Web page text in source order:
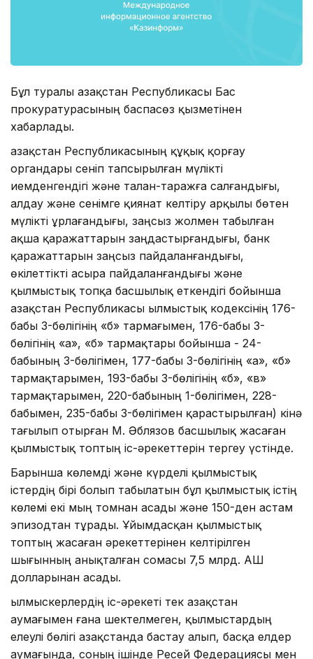
Бұл туралы Қазақстан Республикасы Бас
прокуратурасының баспасөз қызметінен
хабарлады.
Қазақстан Республикасының құқық қорғау
органдары сеніп тапсырылған мүлікті
иемденгендігі және талан-таражға салғандығы,
алдау және сенімге қиянат келтіру арқылы бөтен
мүлікті ұрлағандығы, заңсыз жолмен табылған
ақша қаражаттарын заңдастырғандығы, банк
қаражаттарын заңсыз пайдаланғандығы,
өкілеттікті асыра пайдаланғандығы және
қылмыстық топқа басшылық еткендігі бойынша
Қазақстан Республикасы Қылмыстық кодексінің 176-
бабы 3-бөлігінің «б» тармағымен, 176-бабы 3-
бөлігінің «а», «б» тармақтары бойынша - 24-
бабының 3-бөлігімен, 177-бабы 3-бөлігінің «а», «б»
тармақтарымен, 193-бабы 3-бөлігінің «б», «в»
тармақтарымен, 220-бабының 1-бөлігімен, 228-
бабымен, 235-бабы 3-бөлігімен қарастырылған) кінә
тағылып отырған М. Әблязов басшылық жасаған
қылмыстық топтың іс-әрекеттерін тергеу үстінде.
Барынша көлемді және күрделі қылмыстық
істердің бірі болып табылатын бұл қылмыстық істің
көлемі екі мың томнан асады және 150-ден астам
эпизодтан тұрады. Ұйымдасқан қылмыстық
топтың жасаған әрекеттерінен келтірілген
шығынның анықталған сомасы 7,5 млрд. АҚШ
долларынан асады.
Қылмыскерлердің іс-әрекеті тек Қазақстан
аумағымен ғана шектелмеген, қылмыстардың
елеулі бөлігі Қазақстанда бастау алып, басқа елдер
аумағында, соның ішінде Ресей Федерациясы мен